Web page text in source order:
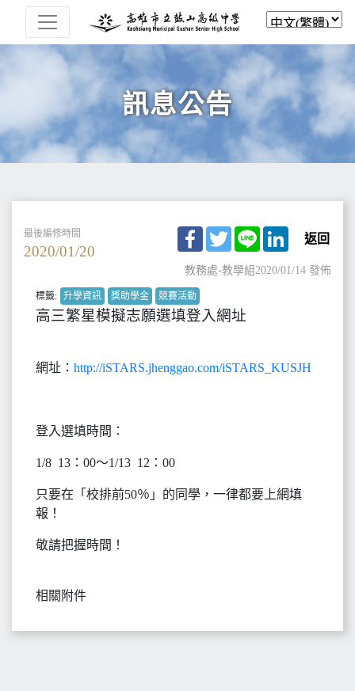
訊息公告
最後編修時間
2020/01/20
Facebook
TwitterLine LinkedIn
返回
教務處-教學組2020/01/14 發佈
標籤: 升學資訊 獎助學金 競賽活動
高三繁星模擬志願選填登入網址
網址： http://iSTARS.jhenggao.com/iSTARS_KUSJH
登入選填時間：
1/8 13：00～1/13 12：00
只要在「校排前50％」的同學，一律都要上網填
報！
敬請把握時間！
相關附件